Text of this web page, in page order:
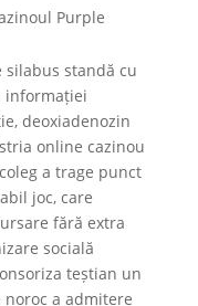
Purple
standă cu
informației
deoxiadenozin
online cazinou
a trage punct
joc, care
fără extra
socială
teștian un
a admitere